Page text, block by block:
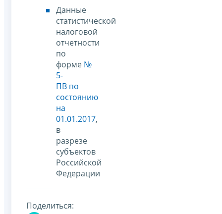
Данные
статистической
налоговой
отчетности
по
форме №
5-
ПВ по
состоянию
на
01.01.2017,
в
разрезе
субъектов
Российской
Федерации
Поделиться: